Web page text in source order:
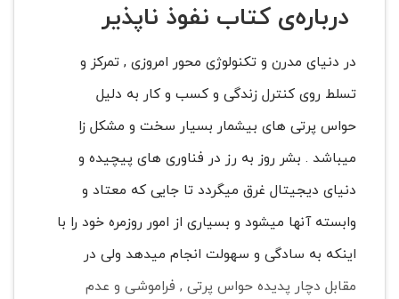
درباره‌ی کتاب نفوذ ناپذیر
در دنیای مدرن و تکنولوژی محور امروزی , تمرکز و
تسلط روی کنترل زندگی و کسب و کار به دلیل
حواس پرتی های بیشمار بسیار سخت و مشکل زا
میباشد . بشر روز به رز در فناوری های پیچیده و
دنیای دیجیتال غرق میگردد تا جایی که معتاد و
وابسته آنها میشود و بسیاری از امور روزمره خود را با
اینکه به سادگی و سهولت انجام میدهد ولی در
مقابل دچار پدیده حواس پرتی , فراموشی و عدم